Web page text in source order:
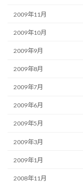
2009年11月
2009年10月
2009年9月
2009年8月
2009年7月
2009年6月
2009年5月
2009年3月
2009年1月
2008年11月